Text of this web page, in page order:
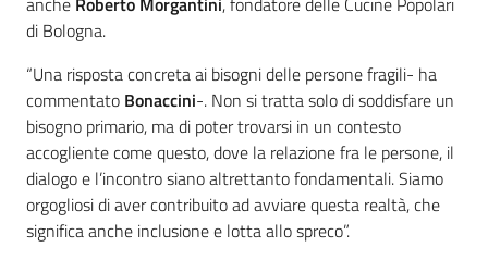
di Bologna.
“Una risposta concreta ai bisogni delle persone fragili- ha
commentato Bonaccini-. Non si tratta solo di soddisfare un
bisogno primario, ma di poter trovarsi in un contesto
accogliente come questo, dove la relazione fra le persone, il
dialogo e l’incontro siano altrettanto fondamentali. Siamo
orgogliosi di aver contribuito ad avviare questa realtà, che
significa anche inclusione e lotta allo spreco”.